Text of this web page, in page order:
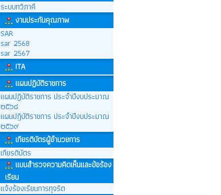
ระบบทวิภาคี
งานประกันคุณภาพ
SAR
sar 2568
sar 2567
ITA
แผนปฏิบัติราชการ
แผนปฏิบัติราชการ ประจำปีงบประมาณ
๒๕๖๘
แผนปฎิบัติราชการ ประจำปีงบประมาณ
๒๕๖๙
เกียรติบัตรผู้อำนวยการ
เกียรติบัตร
แบบสำรวจความคิดเห็นและข้อร้อง
เรียน
แจ้งร้องเรียนการทุจริต